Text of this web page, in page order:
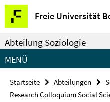
Springe
direkt
zu
Inhalt
Freie Universität
Service-
Navigation
Abteilung Soziologie
MENÜ
Startseite Abteilungen
Research Colloquium Social